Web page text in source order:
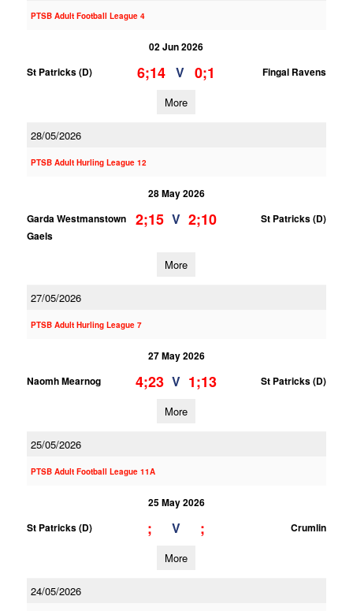
PTSB Adult Football League 4
02 Jun 2026
St Patricks (D)
6;14 V 0;1 Fingal Ravens
More
28/05/2026
PTSB Adult Hurling League 12
28 May 2026
Garda Westmanstown
Gaels
2;15 V 2;10 St Patricks (D)
More
27/05/2026
PTSB Adult Hurling League 7
27 May 2026
Naomh Mearnog
4;23 V 1;13 St Patricks (D)
More
25/05/2026
PTSB Adult Football League 11A
25 May 2026
St Patricks (D)
; V ; Crumlin
More
24/05/2026